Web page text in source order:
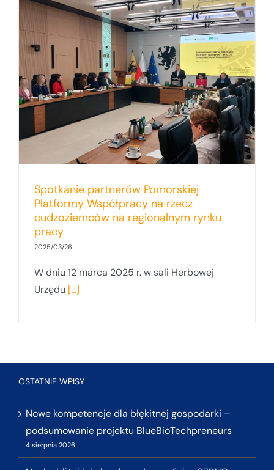
Spotkanie partnerów Pomorskiej
Platformy Współpracy na rzecz
cudzoziemców na regionalnym rynku
pracy
2025/03/26
W dniu 12 marca 2025 r. w sali Herbowej
Urzędu [...]
OSTATNIE WPISY
Nowe kompetencje dla błękitnej gospodarki –
podsumowanie projektu BlueBioTechpreneurs
4 sierpnia 2026